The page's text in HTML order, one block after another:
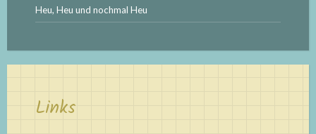
Heu, Heu und nochmal Heu
Links